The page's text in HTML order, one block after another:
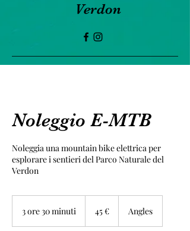
Verdon
Noleggio E-MTB
Noleggia una mountain bike elettrica per
esplorare i sentieri del Parco Naturale del
Verdon
3 ore 30 minuti 45 € Angles